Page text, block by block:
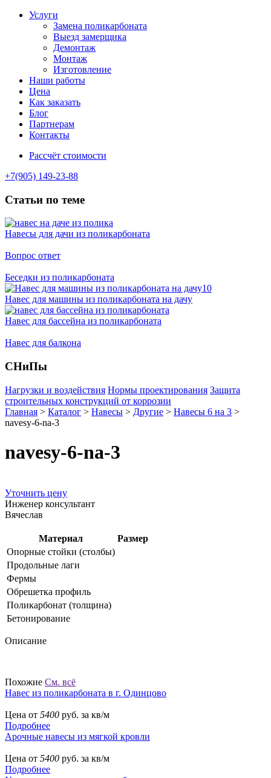
Услуги
Замена поликарбоната
Выезд замерщика
Демонтаж
Монтаж
Изготовление
Наши работы
Цена
Как заказать
Блог
Партнерам
Контакты
Рассчёт стоимости
+7(905) 149-23-88
Статьи по теме
Навесы для дачи из поликарбоната
Вопрос ответ
Беседки из поликарбоната
Навес для машины из поликарбоната на дачу
Навес для бассейна из поликарбоната
Навес для балкона
СНиПы
Нагрузки и воздействия Нормы проектирования Защита
строительных конструкций от коррозии
Главная > Каталог > Навесы > Другие > Навесы 6 на 3 >
navesy-6-na-3
navesy-6-na-3
Уточнить цену
Инженер консультант
Вячеслав
Материал
Размер
Опорные стойки (столбы)
Продольные лаги
Фермы
Обрешетка профиль
Поликарбонат (толщина)
Бетонирование
Описание
Похожие См. всё
Навес из поликарбоната в г. Одинцово
Цена от 5400 руб. за кв/м
Подробнее
Арочные навесы из мягкой кровли
Цена от 5400 руб. за кв/м
Подробнее